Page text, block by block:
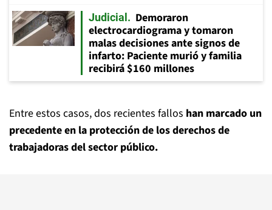
Judicial
Demoraron
electrocardiograma y tomaron
malas decisiones ante signos de
infarto: Paciente murió y familia
recibirá $160 millones
Entre estos casos, dos recientes fallos han marcado un
precedente en la protección de los derechos de
trabajadoras del sector público.